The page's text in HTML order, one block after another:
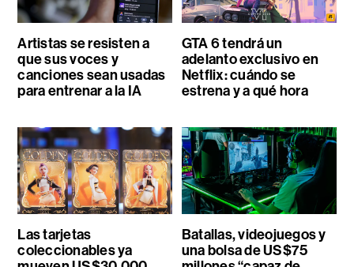
Artistas se resisten a
que sus voces y
canciones sean usadas
para entrenar a la IA
GTA 6 tendrá un
adelanto exclusivo en
Netflix: cuándo se
estrena y a qué hora
Las tarjetas
coleccionables ya
Batallas, videojuegos y
una bolsa de US$75